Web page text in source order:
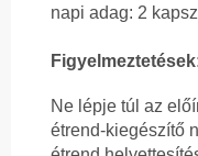
napi adag: 2
Ne lépje túl az
étrend-kiegészítő